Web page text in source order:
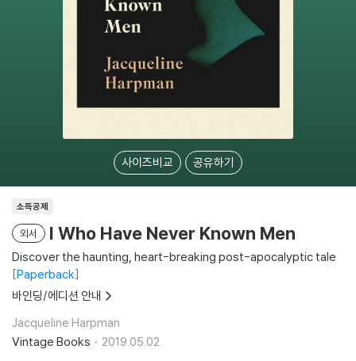
사이즈비교 공유하기
소득공제
외서 I Who Have Never Known Men
Discover the haunting, heart-breaking post-apocalyptic tale
Paperback
바인딩/에디션 안내
Jacqueline Harpman
Vintage Books
2019.05.02.